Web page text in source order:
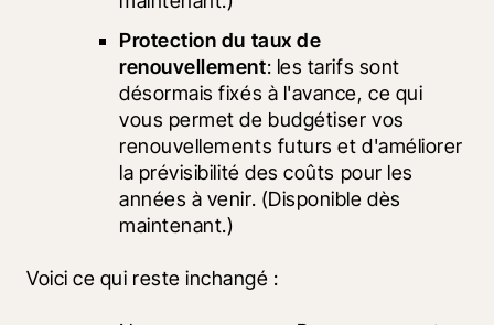
Protection du taux de
renouvellement: les tarifs sont
désormais fixés à l'avance, ce qui
vous permet de budgétiser vos
renouvellements futurs et d'améliorer
la prévisibilité des coûts pour les
années à venir. (Disponible dès
maintenant.)
Voici ce qui reste inchangé :